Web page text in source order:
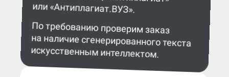
или «Антиплагиат.ВУЗ».
По требованию проверим заказ
на наличие сгенерированного текста
искусственным интеллектом.